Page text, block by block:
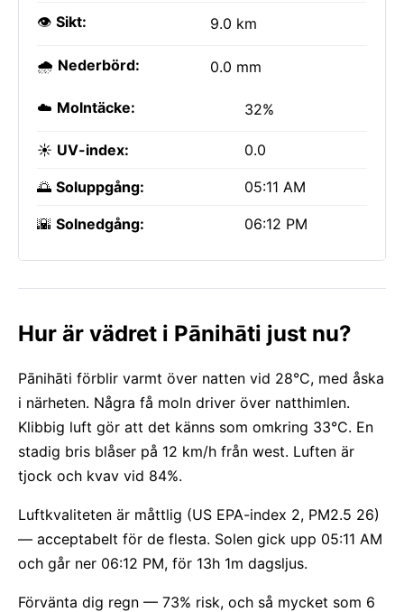
👁️ Sikt: 9.0 km
🌧️ Nederbörd: 0.0 mm
☁️ Molntäcke: 32%
☀️ UV-index: 0.0
🌅 Soluppgång: 05:11 AM
🌇 Solnedgång: 06:12 PM
Hur är vädret i Pānihāti just nu?
Pānihāti förblir varmt över natten vid 28°C, med åska
i närheten. Några få moln driver över natthimlen.
Klibbig luft gör att det känns som omkring 33°C. En
stadig bris blåser på 12 km/h från west. Luften är
tjock och kvav vid 84%.
Luftkvaliteten är måttlig (US EPA-index 2, PM2.5 26)
— acceptabelt för de flesta. Solen gick upp 05:11 AM
och går ner 06:12 PM, för 13h 1m dagsljus.
Förvänta dig regn — 73% risk, och så mycket som 6